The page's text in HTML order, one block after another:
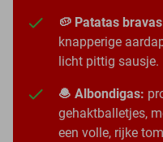
🥔 Patatas
knapperige
licht pittig sausje.
🧆 Albondigas:
gehaktballetjes,
een volle, rijke